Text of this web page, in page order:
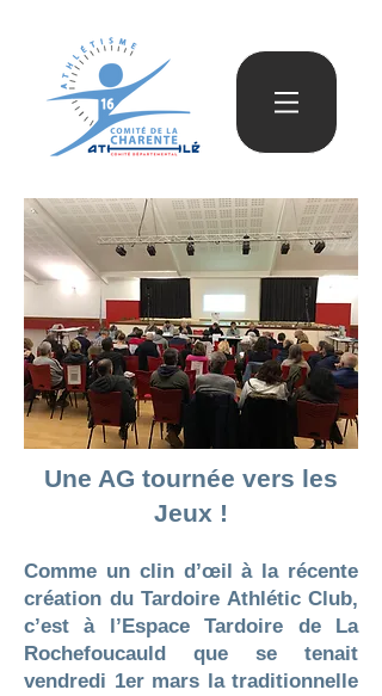
Une AG tournée vers les
Jeux !
Comme un clin d’œil à la récente
création du Tardoire Athlétic Club,
c’est à l’Espace Tardoire de La
Rochefoucauld que se tenait
vendredi 1er mars la traditionnelle